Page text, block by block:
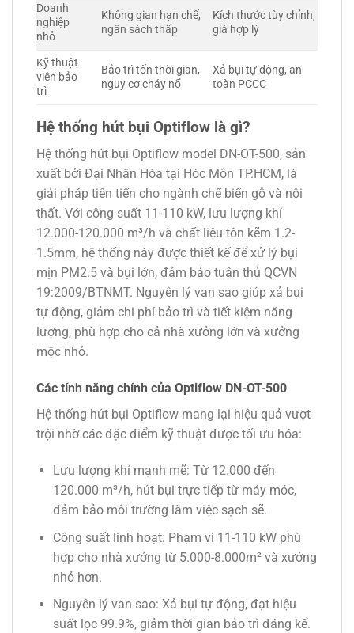
Doanh
nghiệp
nhỏ
Không gian hạn chế,
ngân sách thấp
Kích thước tùy chỉnh,
giá hợp lý
Kỹ thuật
viên bảo
trì
Bảo trì tốn thời gian,
nguy cơ cháy nổ
Xả bụi tự động, an
toàn PCCC
Hệ thống hút bụi Optiflow là gì?
Hệ thống hút bụi Optiflow model DN-OT-500, sản
xuất bởi Đại Nhân Hòa tại Hóc Môn TP.HCM, là
giải pháp tiên tiến cho ngành chế biến gỗ và nội
thất. Với công suất 11-110 kW, lưu lượng khí
12.000-120.000 m³/h và chất liệu tôn kẽm 1.2-
1.5mm, hệ thống này được thiết kế để xử lý bụi
mịn PM2.5 và bụi lớn, đảm bảo tuân thủ QCVN
19:2009/BTNMT. Nguyên lý van sao giúp xả bụi
tự động, giảm chi phí bảo trì và tiết kiệm năng
lượng, phù hợp cho cả nhà xưởng lớn và xưởng
mộc nhỏ.
Các tính năng chính của Optiflow DN-OT-500
Hệ thống hút bụi Optiflow mang lại hiệu quả vượt
trội nhờ các đặc điểm kỹ thuật được tối ưu hóa:
Lưu lượng khí mạnh mẽ: Từ 12.000 đến
120.000 m³/h, hút bụi trực tiếp từ máy móc,
đảm bảo môi trường làm việc sạch sẽ.
Công suất linh hoạt: Phạm vi 11-110 kW phù
hợp cho nhà xưởng từ 5.000-8.000m² và xưởng
nhỏ hơn.
Nguyên lý van sao: Xả bụi tự động, đạt hiệu
suất lọc 99.9%, giảm thời gian bảo trì đáng kể.